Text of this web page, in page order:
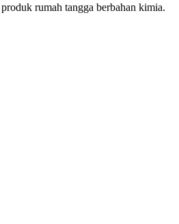
rumah tangga berbahan kimia.